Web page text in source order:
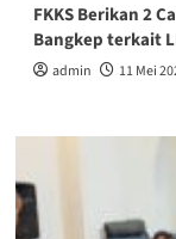
FKKS Berikan 2
Bangkep terkait
admin 11 Mei